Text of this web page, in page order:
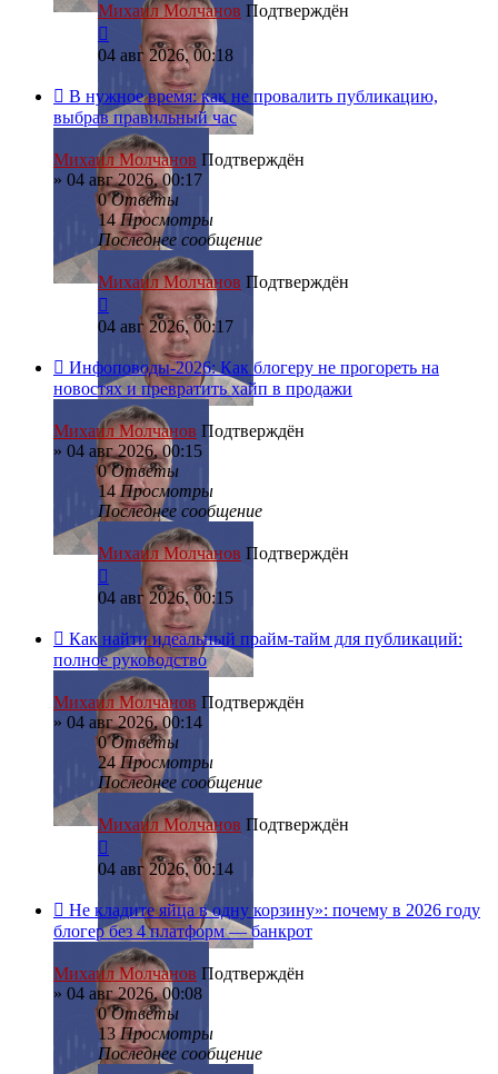
Михаил Молчанов Подтверждён
04 авг 2026, 00:18
В нужное время: как не провалить публикацию,
выбрав правильный час
Михаил Молчанов Подтверждён
» 04 авг 2026, 00:17
0Ответы
14Просмотры
Последнее сообщение
Михаил Молчанов Подтверждён
04 авг 2026, 00:17
Инфоповоды-2026: Как блогеру не прогореть на
новостях и превратить хайп в продажи
Михаил Молчанов Подтверждён
» 04 авг 2026, 00:15
0Ответы
14Просмотры
Последнее сообщение
Михаил Молчанов Подтверждён
04 авг 2026, 00:15
Как найти идеальный прайм-тайм для публикаций:
полное руководство
Михаил Молчанов Подтверждён
» 04 авг 2026, 00:14
0Ответы
24Просмотры
Последнее сообщение
Михаил Молчанов Подтверждён
04 авг 2026, 00:14
Не кладите яйца в одну корзину»: почему в 2026 году
блогер без 4 платформ — банкрот
Михаил Молчанов Подтверждён
» 04 авг 2026, 00:08
0Ответы
13Просмотры
Последнее сообщение